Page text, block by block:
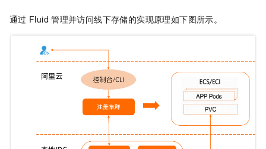
通过 Fluid 管理并访问线下存储的实现原理如下图所示。